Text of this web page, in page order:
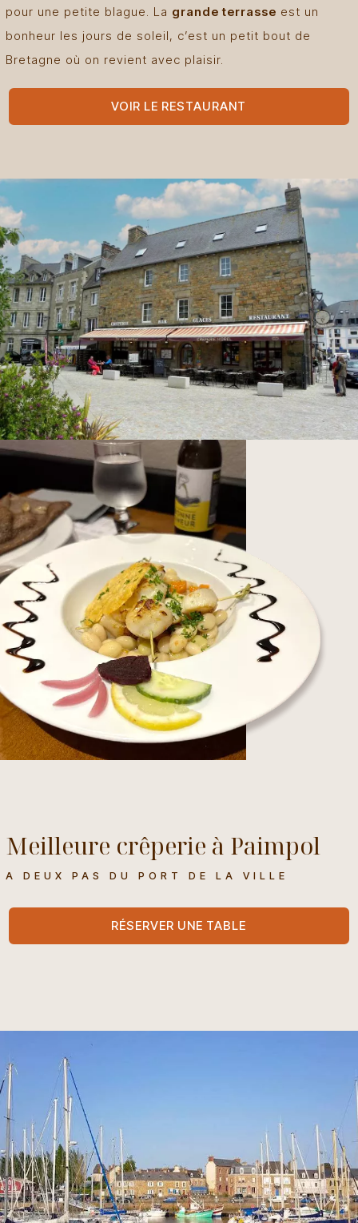
pour une petite blague. La grande terrasse est un
bonheur les jours de soleil, c’est un petit bout de
Bretagne où on revient avec plaisir.
VOIR LE RESTAURANT
Meilleure crêperie à Paimpol
A DEUX PAS DU PORT DE LA VILLE
RÉSERVER UNE TABLE